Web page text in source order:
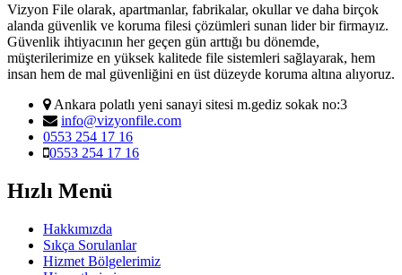
Vizyon File olarak, apartmanlar, fabrikalar, okullar ve daha birçok
alanda güvenlik ve koruma filesi çözümleri sunan lider bir firmayız.
Güvenlik ihtiyacının her geçen gün arttığı bu dönemde,
müşterilerimize en yüksek kalitede file sistemleri sağlayarak, hem
insan hem de mal güvenliğini en üst düzeyde koruma altına alıyoruz.
Ankara polatlı yeni sanayi sitesi m.gediz sokak no:3
info@vizyonfile.com
0553 254 17 16
0553 254 17 16
Hızlı Menü
Hakkımızda
Sıkça Sorulanlar
Hizmet Bölgelerimiz